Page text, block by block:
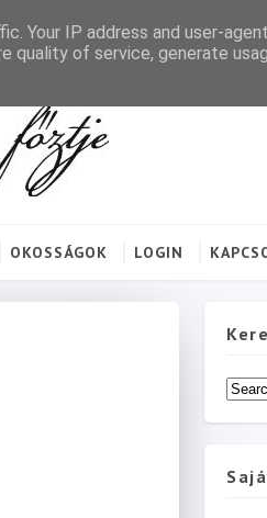
OKOSSÁGOK LOGIN
Your IP address and user-agent
quality of service, generate